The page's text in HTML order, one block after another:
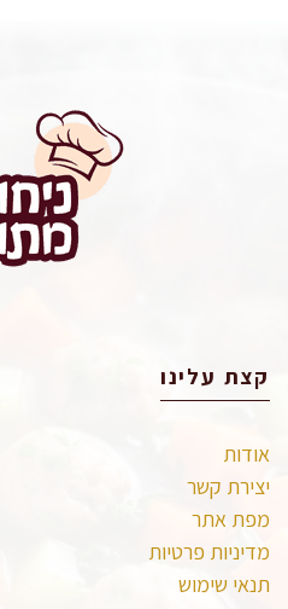
קצת עלינו
אודות
יצירת קשר
מפת אתר
מדיניות פרטיות
תנאי שימוש